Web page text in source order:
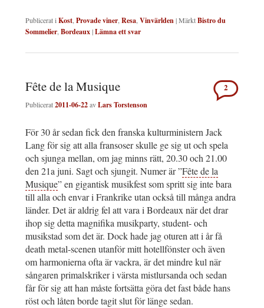
Publicerat i Kost Provade viner Resa Vinvärlden|MärktBistro du
Sommelier Bordeaux|Lämna ett svar
Fête de la Musique
Publicerat2011-06-22avLars Torstenson
2
För 30 år sedan fick den franska kulturministern Jack
Lang för sig att alla fransoser skulle ge sig ut och spela
och sjunga mellan, om jag minns rätt, 20.30 och 21.00
den 21a juni. Sagt och sjungit. Numer är ”Fête de la
Musique” en gigantisk musikfest som spritt sig inte bara
till alla och envar i Frankrike utan också till många andra
länder. Det är aldrig fel att vara i Bordeaux när det drar
ihop sig detta magnifika musikparty, student- och
musikstad som det är. Dock hade jag oturen att i år få
death metal-scenen utanför mitt hotellfönster och även
om harmonierna ofta är vackra, är det mindre kul när
sångaren primalskriker i värsta mistlursanda och sedan
får för sig att han måste fortsätta göra det fast både hans
röst och låten borde tagit slut för länge sedan.